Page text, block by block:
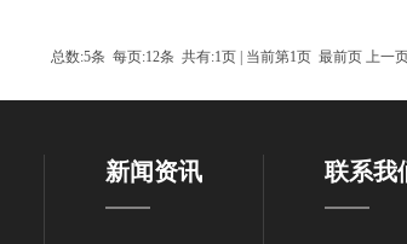
总数:5条 每页:12条 共有:1页 | 当前第1页 最前页 上一
新闻资讯 联系我